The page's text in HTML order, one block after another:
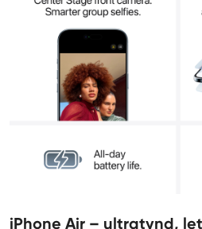
iPhone Air – ultratynd,